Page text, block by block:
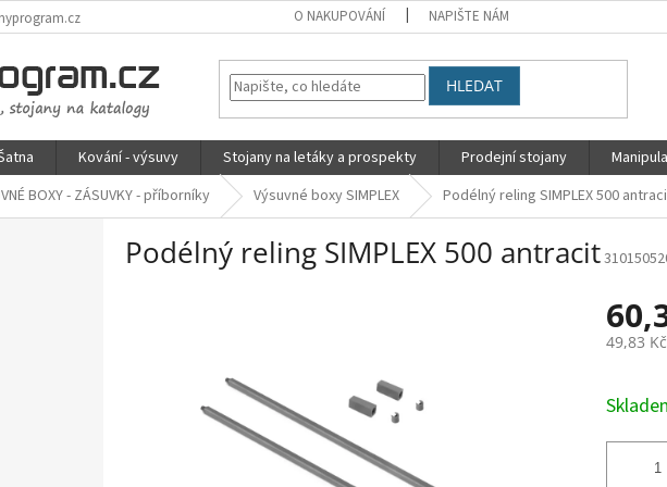
O NAKUPOVÁNÍ NAPIŠTE NÁM
HLEDAT
Kování - výsuvy Stojany na letáky a prospekty Prodejní stojany
BOXY - ZÁSUVKY - příborníky Výsuvné boxy SIMPLEX Podélný reling SIMPLEX 500
Podélný reling SIMPLEX 500 antracit
49,83
cena: